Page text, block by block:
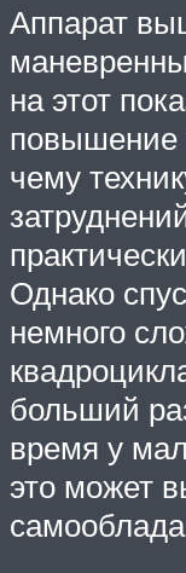
Аппарат
на этот
повышение
чему
Однако
немного
больший
время у
это может